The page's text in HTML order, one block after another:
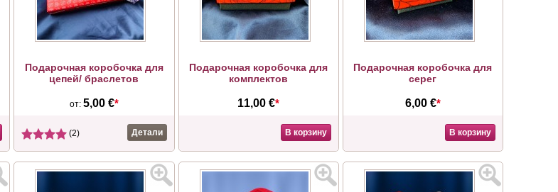
Подарочная коробочка для
цепей/ браслетов
от: 5,00 €*
(2) Детали
Подарочная коробочка для
комплектов
11,00 €*
В корзину
Подарочная коробочка для
серег
6,00 €*
В корзину